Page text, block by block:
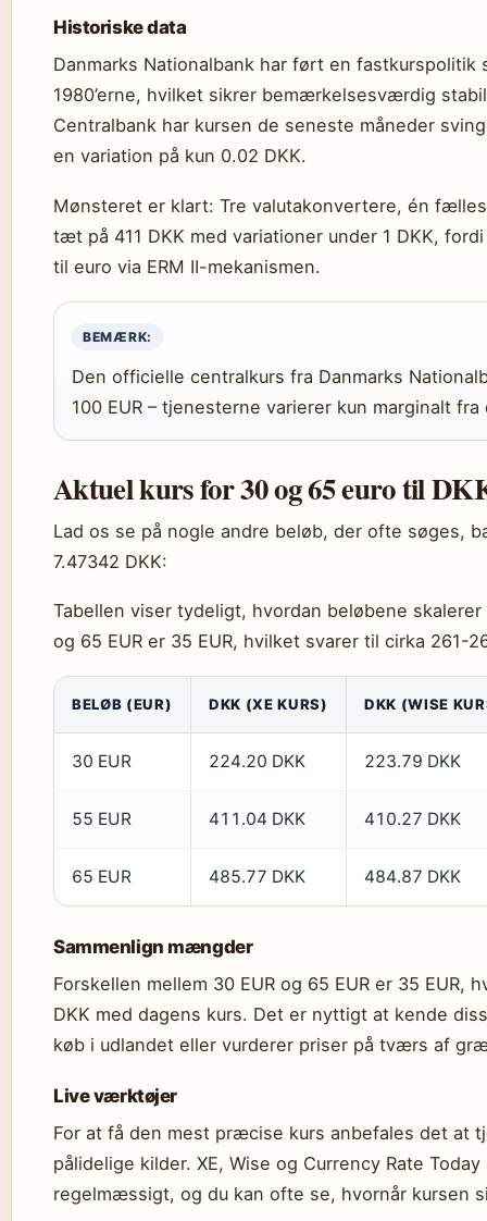
Historiske data
Danmarks Nationalbank har ført en fastkurspolitik
1980’erne, hvilket sikrer bemærkelsesværdig
Centralbank har kursen de seneste måneder
en variation på kun 0.02 DKK.
Mønsteret er klart: Tre valutakonvertere, én
tæt på 411 DKK med variationer under 1 DKK,
til euro via ERM II-mekanismen.
BEMÆRK:
Den officielle centralkurs fra Danmarks
100 EUR – tjenesterne varierer kun marginalt
Aktuel kurs for 30 og 65 euro til
Lad os se på nogle andre beløb, der ofte søges,
7.47342 DKK:
Tabellen viser tydeligt, hvordan beløbene skalerer
og 65 EUR er 35 EUR, hvilket svarer til cirka 261-
BELØB (EUR) DKK (XE KURS) DKK (WISE
30 EUR 224.20 DKK 223.79 DKK
55 EUR 411.04 DKK 410.27 DKK
65 EUR 485.77 DKK 484.87 DKK
Sammenlign mængder
Forskellen mellem 30 EUR og 65 EUR er 35 EUR,
DKK med dagens kurs. Det er nyttigt at kende
køb i udlandet eller vurderer priser på tværs af
Live værktøjer
For at få den mest præcise kurs anbefales det at
pålidelige kilder. XE, Wise og Currency Rate
regelmæssigt, og du kan ofte se, hvornår kursen